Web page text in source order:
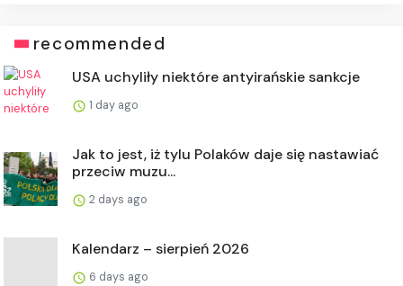
recommended
USA uchyliły niektóre antyirańskie sankcje
1 day ago
Jak to jest, iż tylu Polaków daje się nastawiać
przeciw muzu...
2 days ago
Kalendarz – sierpień 2026
6 days ago